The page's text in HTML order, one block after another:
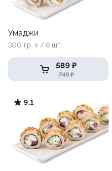
Умаджи
300 гр. ± / 8 шт.
589 ₽
749 ₽
9.1